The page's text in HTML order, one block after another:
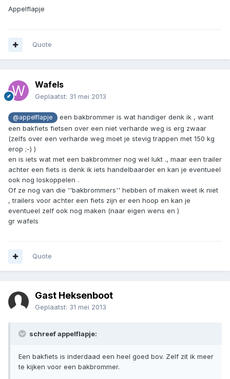
Appelflapje
Quote
Wafels
Geplaatst: 31 mei 2013
@appelflapje
een bakbrommer is wat handiger denk ik , want
een bakfiets fietsen over een niet verharde weg is erg zwaar
(zelfs over een verharde weg moet je stevig trappen met 150 kg
erop ;-) )
en is iets wat met een bakbrommer nog wel lukt ., maar een trailer
achter een fiets is denk ik iets handelbaarder en kan je eventueel
ook nog loskoppelen .
Of ze nog van die ''bakbrommers'' hebben of maken weet ik niet
, trailers voor achter een fiets zijn er een hoop en kan je
eventueel zelf ook nog maken (naar eigen wens en )
gr wafels
Quote
Gast Heksenboot
Geplaatst: 31 mei 2013
schreef appelflapje:
Een bakfiets is inderdaad een heel goed bov. Zelf zit ik meer
te kijken voor een bakbrommer.